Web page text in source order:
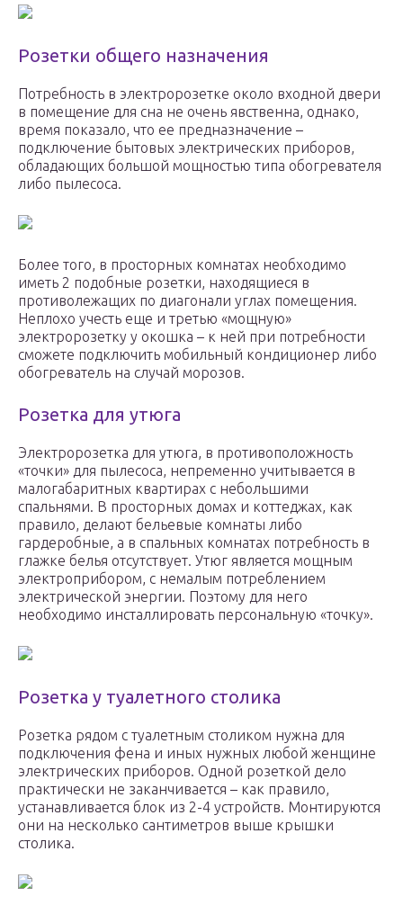
Розетки общего назначения
Потребность в электророзетке около входной двери
в помещение для сна не очень явственна, однако,
время показало, что ее предназначение –
подключение бытовых электрических приборов,
обладающих большой мощностью типа обогревателя
либо пылесоса.
Более того, в просторных комнатах необходимо
иметь 2 подобные розетки, находящиеся в
противолежащих по диагонали углах помещения.
Неплохо учесть еще и третью «мощную»
электророзетку у окошка – к ней при потребности
сможете подключить мобильный кондиционер либо
обогреватель на случай морозов.
Розетка для утюга
Электророзетка для утюга, в противоположность
«точки» для пылесоса, непременно учитывается в
малогабаритных квартирах с небольшими
спальнями. В просторных домах и коттеджах, как
правило, делают бельевые комнаты либо
гардеробные, а в спальных комнатах потребность в
глажке белья отсутствует. Утюг является мощным
электроприбором, с немалым потреблением
электрической энергии. Поэтому для него
необходимо инсталлировать персональную «точку».
Розетка у туалетного столика
Розетка рядом с туалетным столиком нужна для
подключения фена и иных нужных любой женщине
электрических приборов. Одной розеткой дело
практически не заканчивается – как правило,
устанавливается блок из 2-4 устройств. Монтируются
они на несколько сантиметров выше крышки
столика.